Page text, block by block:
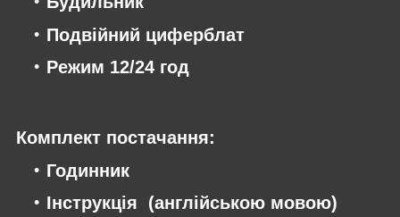
Подвійний циферблат
Режим 12/24 год
Комплект постачання:
Годинник
Інструкція (англійською мовою)